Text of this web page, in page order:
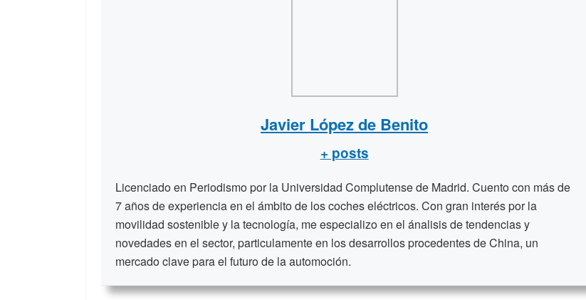
Javier López de Benito
+ posts
Licenciado en Periodismo por la Universidad Complutense de Madrid. Cuento con más de
7 años de experiencia en el ámbito de los coches eléctricos. Con gran interés por la
movilidad sostenible y la tecnología, me especializo en el ánalisis de tendencias y
novedades en el sector, particulamente en los desarrollos procedentes de China, un
mercado clave para el futuro de la automoción.